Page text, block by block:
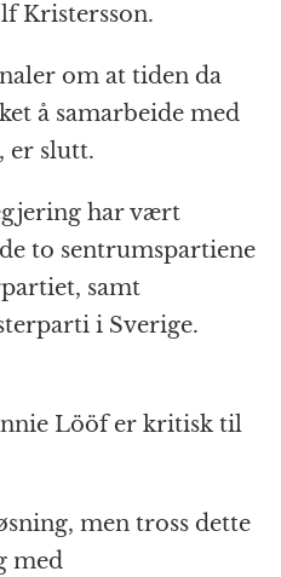
Kristersson.
om at tiden da
å samarbeide med
er slutt.
har vært
to sentrumspartiene
samt
i Sverige.
Lööf er kritisk til
men tross dette
med